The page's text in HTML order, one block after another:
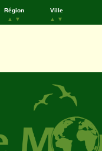
Région
▲
▼
Ville
▲
▼